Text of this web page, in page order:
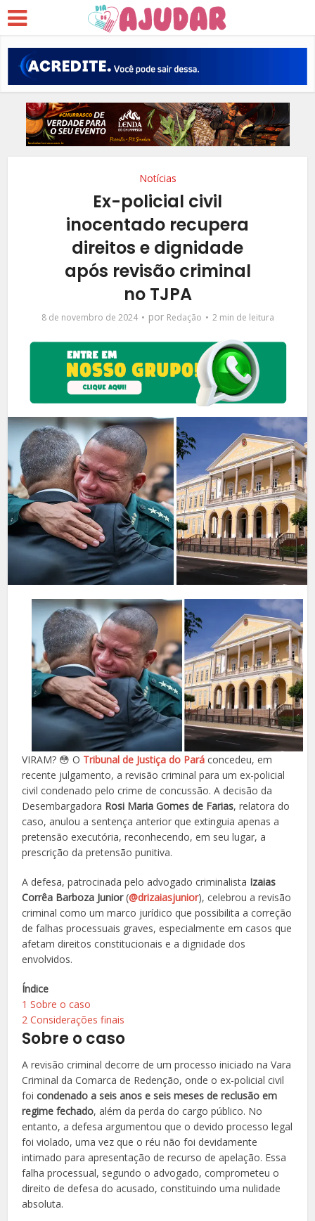
Notícias
Ex-policial civil
inocentado recupera
direitos e dignidade
após revisão criminal
no TJPA
8 de novembro de 2024 por Redação 2 min de leitura
VIRAM? 😳 O Tribunal de Justiça do Pará concedeu, em
recente julgamento, a revisão criminal para um ex-policial
civil condenado pelo crime de concussão. A decisão da
Desembargadora Rosi Maria Gomes de Farias, relatora do
caso, anulou a sentença anterior que extinguia apenas a
pretensão executória, reconhecendo, em seu lugar, a
prescrição da pretensão punitiva.
A defesa, patrocinada pelo advogado criminalista Izaias
Corrêa Barboza Junior(@drizaiasjunior), celebrou a revisão
criminal como um marco jurídico que possibilita a correção
de falhas processuais graves, especialmente em casos que
afetam direitos constitucionais e a dignidade dos
envolvidos.
Índice
1 Sobre o caso
2 Considerações finais
Sobre o caso
A revisão criminal decorre de um processo iniciado na Vara
Criminal da Comarca de Redenção, onde o ex-policial civil
foicondenado a seis anos e seis meses de reclusão em
regime fechado, além da perda do cargo público. No
entanto, a defesa argumentou que o devido processo legal
foi violado, uma vez que o réu não foi devidamente
intimado para apresentação de recurso de apelação. Essa
falha processual, segundo o advogado, comprometeu o
direito de defesa do acusado, constituindo uma nulidade
absoluta.